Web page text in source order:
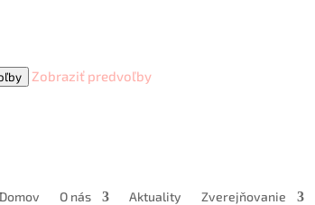
Zobraziť predvoľby
Domov O nás Aktuality Zverejňovanie